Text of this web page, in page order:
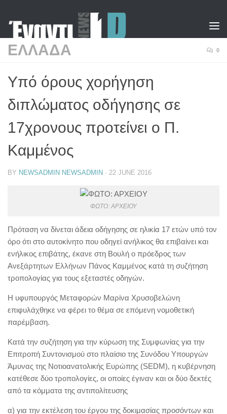
ΕΛΛΑΔΑ 0
Υπό όρους χορήγηση
διπλώματος οδήγησης σε
17χρονους προτείνει ο Π.
Καμμένος
BY NEWSADMIN NEWSADMIN · 22 JUNE 2016
ΦΩΤΟ: ΑΡΧΕΙΟΥ
Πρόταση να δίνεται άδεια οδήγησης σε ηλικία 17 ετών υπό τον
όρο ότι στο αυτοκίνητο που οδηγεί ανήλικος θα επιβαίνει και
ενήλικος επιβάτης, έκανε στη Βουλή ο πρόεδρος των
Ανεξάρτητων Ελλήνων Πάνος Καμμένος κατά τη συζήτηση
τροπολογίας για τους εξεταστές οδηγών.
Η υφυπουργός Μεταφορών Μαρίνα Χρυσοβελώνη
επιφυλάχθηκε να φέρει το θέμα σε επόμενη νομοθετική
παρέμβαση.
Κατά την συζήτηση για την κύρωση της Συμφωνίας για την
Επιτροπή Συντονισμού στο πλαίσιο της Συνόδου Υπουργών
Άμυνας της Νοτιοανατολικής Ευρώπης (SEDM), η κυβέρνηση
κατέθεσε δύο τροπολογίες, οι οποίες έγιναν και οι δύο δεκτές
από τα κόμματα της αντιπολίτευσης
α) για την εκτέλεση του έργου της δοκιμασίας προσόντων και